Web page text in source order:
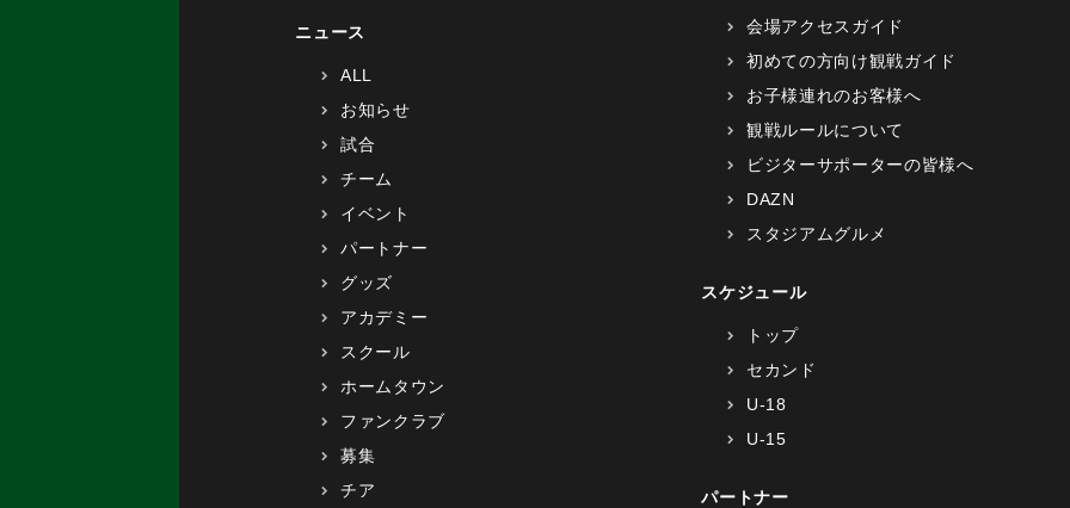
ニュース
ALL
お知らせ
試合
チーム
イベント
パートナー
グッズ
アカデミー
スクール
ホームタウン
ファンクラブ
募集
チア
会場アクセスガイド
初めての方向け観戦ガイド
お子様連れのお客様へ
観戦ルールについて
ビジターサポーターの皆様へ
DAZN
スタジアムグルメ
スケジュール
トップ
セカンド
U-18
U-15
パートナー